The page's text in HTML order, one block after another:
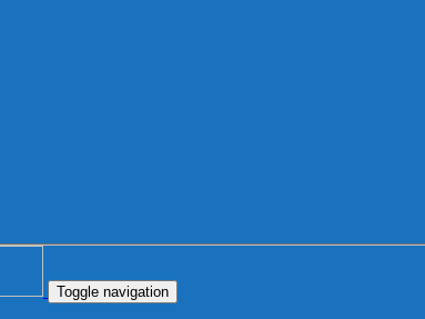
Toggle navigation